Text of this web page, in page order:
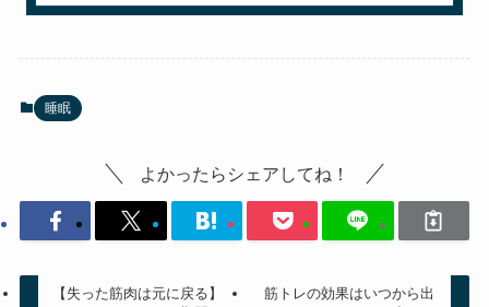
睡眠
よかったらシェアしてね！
【失った筋肉は元に戻る】
筋トレの効果はいつから出